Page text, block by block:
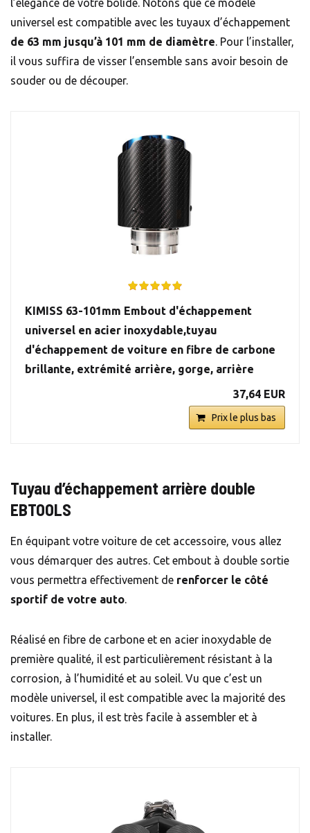
l’élégance de votre bolide. Notons que ce modèle
universel est compatible avec les tuyaux d’échappement
de 63 mm jusqu’à 101 mm de diamètre. Pour l’installer,
il vous suffira de visser l’ensemble sans avoir besoin de
souder ou de découper.
KIMISS 63-101mm Embout d'échappement
universel en acier inoxydable,tuyau
d'échappement de voiture en fibre de carbone
brillante, extrémité arrière, gorge, arrière
37,64 EUR
Prix le plus bas
Tuyau d’échappement arrière double
EBTOOLS
En équipant votre voiture de cet accessoire, vous allez
vous démarquer des autres. Cet embout à double sortie
vous permettra effectivement de renforcer le côté
sportif de votre auto.
Réalisé en fibre de carbone et en acier inoxydable de
première qualité, il est particulièrement résistant à la
corrosion, à l’humidité et au soleil. Vu que c’est un
modèle universel, il est compatible avec la majorité des
voitures. En plus, il est très facile à assembler et à
installer.